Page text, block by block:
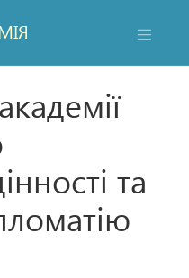
та